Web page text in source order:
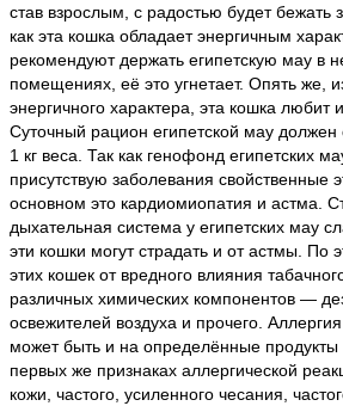
став взрослым, с радостью будет бежать
как эта кошка обладает энергичным
рекомендуют держать египетскую мау в
помещениях, её это угнетает. Опять же,
энергичного характера, эта кошка любит
Суточный рацион египетской мау должен
1 кг веса. Так как генофонд египетских
присутствую заболевания свойственные
основном это кардиомиопатия и астма.
дыхательная система у египетских мау
эти кошки могут страдать и от астмы. По
этих кошек от вредного влияния
различных химических компонентов —
освежителей воздуха и прочего.
может быть и на определённые
первых же признаках аллергической
кожи, частого, усиленного чесания,